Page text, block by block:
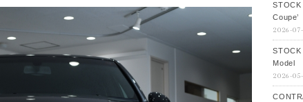
STOCK
Coupe’
2026-
STOCK
Model
2026-